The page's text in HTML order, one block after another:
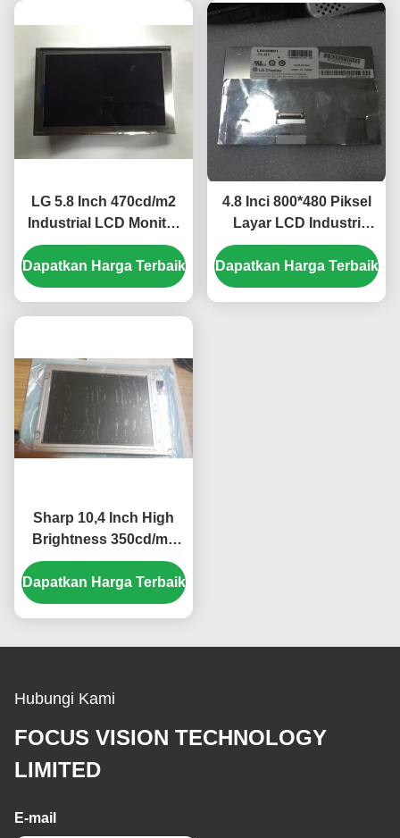
LG 5.8 Inch 470cd/m2
Industrial LCD Monitor
dengan 40pin
Connector untuk
Mercedes A180 Mobil
Dapatkan Harga Terbaik
4.8 Inci 800*480 Piksel
Layar LCD Industri
dengan Lampu Latar
WLED Panel TFT-LCD
untuk UMPC
Dapatkan Harga Terbaik
Sharp 10,4 Inch High
Brightness 350cd/m2
Layar LCD Industri
dengan Resolusi
640*480 Pixel
Dapatkan Harga Terbaik
Hubungi Kami
FOCUS VISION TECHNOLOGY
LIMITED
E-mail